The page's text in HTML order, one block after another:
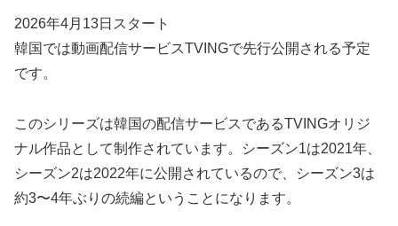
2026年4月13日スタート
韓国では動画配信サービスTVINGで先行公開される予定
です。
このシリーズは韓国の配信サービスであるTVINGオリジ
ナル作品として制作されています。シーズン1は2021年、
シーズン2は2022年に公開されているので、
シーズン3は
約3〜4年ぶりの続編ということになります。